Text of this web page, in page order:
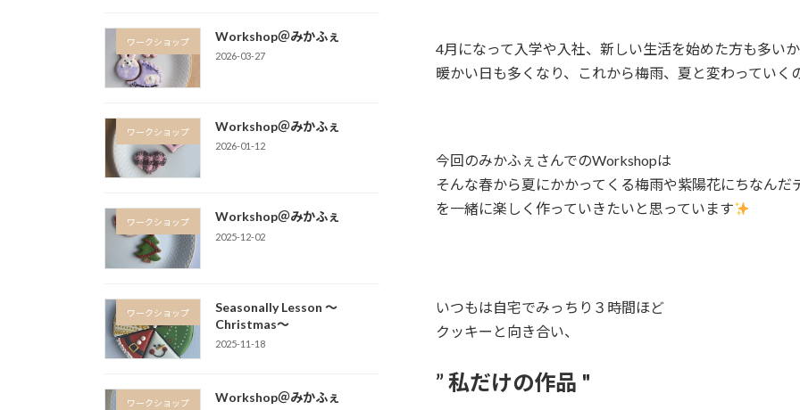
:
4月になって入学や入社、新しい生活を始めた方も多い
暖かい日も多くなり、これから梅雨、夏と変わっていく
今回のみかふぇさんでのWorkshopは
そんな春から夏にかかってくる梅雨や紫陽花にちなんだ
を一緒に楽しく作っていきたいと思っています
いつもは自宅でみっちり３時間ほど
クッキーと向き合い、
” 私だけの作品 "
ワークショップ Workshop＠みかふぇ
2026-03-27
ワークショップ Workshop＠みかふぇ
2026-01-12
ワークショップ Workshop＠みかふぇ
2025-12-02
ワークショップ
Seasonally Lesson 〜
Christmas〜
2025-11-18
ワークショップ Workshop＠みかふぇ